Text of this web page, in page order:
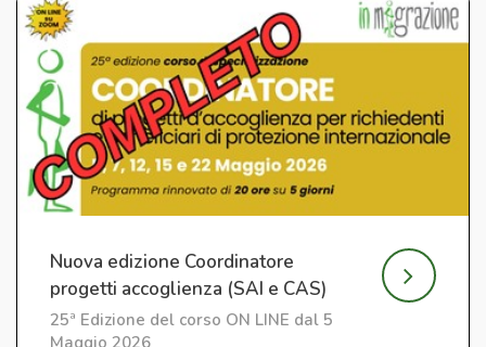
Nuova edizione Coordinatore
progetti accoglienza (SAI e CAS)
25ª Edizione del corso ON LINE dal 5